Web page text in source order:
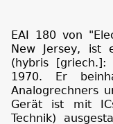
EAI 180 von
New Jersey, ist
(hybris [griech.]:
1970. Er
Analogrechners
Gerät ist mit
Technik)